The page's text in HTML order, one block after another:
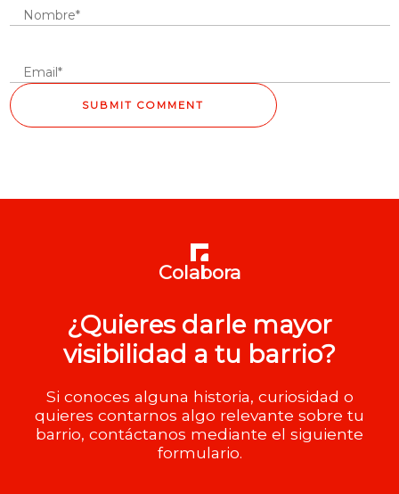
Colabora
¿Quieres darle mayor
visibilidad a tu barrio?
Si conoces alguna historia, curiosidad o
quieres contarnos algo relevante sobre tu
barrio, contáctanos mediante el siguiente
formulario.